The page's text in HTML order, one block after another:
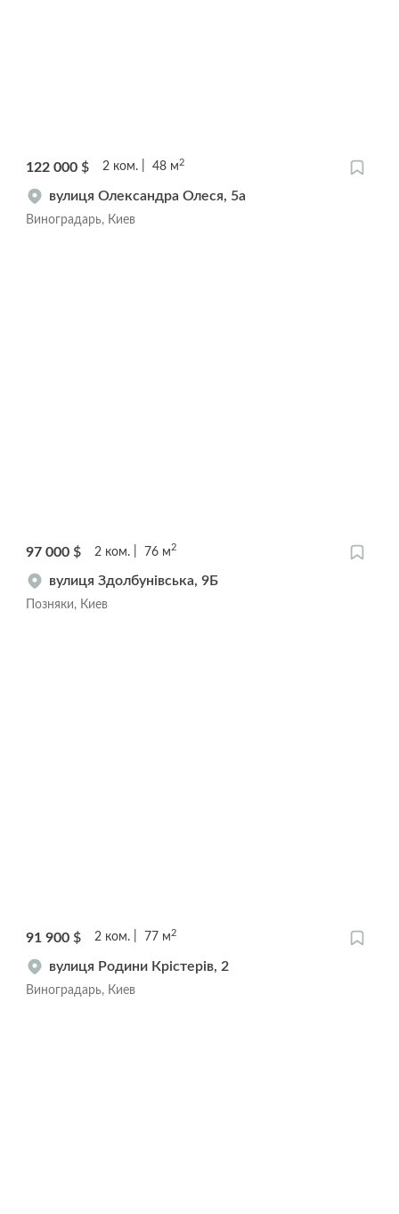
122 000 $ 2 ком. 48 м 2
вулиця Олександра Олеся, 5а
Виноградарь, Киев
97 000 $ 2 ком. 76 м2
вулиця Здолбунівська, 9Б
Позняки, Киев
91 900 $ 2 ком. 77 м 2
вулиця Родини Крістерів, 2
Виноградарь, Киев